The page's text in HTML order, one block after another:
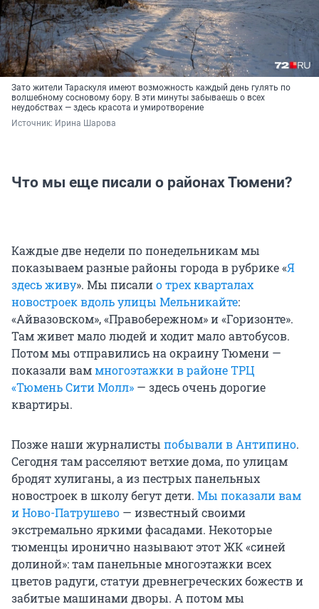
Зато жители Тараскуля имеют возможность каждый день гулять по
волшебному сосновому бору. В эти минуты забываешь о всех
неудобствах — здесь красота и умиротворение
Источник: Ирина Шарова
Что мы еще писали о районах Тюмени?
Каждые две недели по понедельникам мы
показываем разные районы города в рубрике «Я
здесь живу». Мы писалио трех кварталах
новостроек вдоль улицы Мельникайте:
«Айвазовском», «Правобережном» и «Горизонте».
Там живет мало людей и ходит мало автобусов.
Потом мы отправились на окраину Тюмени —
показали ваммногоэтажки в районе ТРЦ
«Тюмень Сити Молл» — здесь очень дорогие
квартиры.
Позже наши журналисты побывали в Антипино.
Сегодня там расселяют ветхие дома, по улицам
бродят хулиганы, а из пестрых панельных
новостроек в школу бегут дети. Мы показали вам
и Ново-Патрушево — известный своими
экстремально яркими фасадами. Некоторые
тюменцы иронично называют этот ЖК «синей
долиной»: там панельные многоэтажки всех
цветов радуги, статуи древнегреческих божеств и
забитые машинами дворы. А потом мы